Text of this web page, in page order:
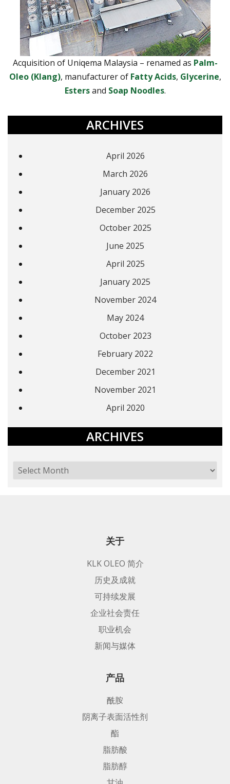
Acquisition of Uniqema Malaysia – renamed as Palm-
Oleo (Klang), manufacturer of Fatty Acids, Glycerine,
Estersand Soap Noodles.
ARCHIVES
April 2026
March 2026
January 2026
December 2025
October 2025
June 2025
April 2025
January 2025
November 2024
May 2024
October 2023
February 2022
December 2021
November 2021
April 2020
ARCHIVES
关于
KLK OLEO 简介
历史及成就
可持续发展
企业社会责任
职业机会
新闻与媒体
产品
酰胺
阴离子表面活性剂
酯
脂肪酸
脂肪醇